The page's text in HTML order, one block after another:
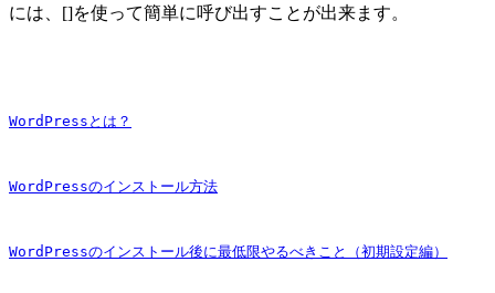
には、[]を使って簡単に呼び出すことが出来ます。
WordPressとは？
WordPressのインストール方法
WordPressのインストール後に最低限やるべきこと（初期設定編）